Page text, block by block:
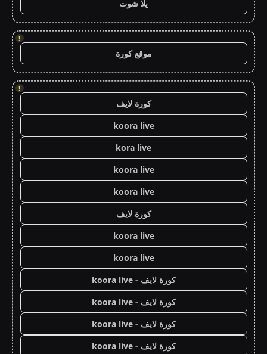
يلا شوت
!
موقع كورة
!
كورة لايف
koora live
kora live
koora live
koora live
كورة لايف
koora live
koora live
كورة لايف - koora live
كورة لايف - koora live
كورة لايف - koora live
كورة لايف - koora live